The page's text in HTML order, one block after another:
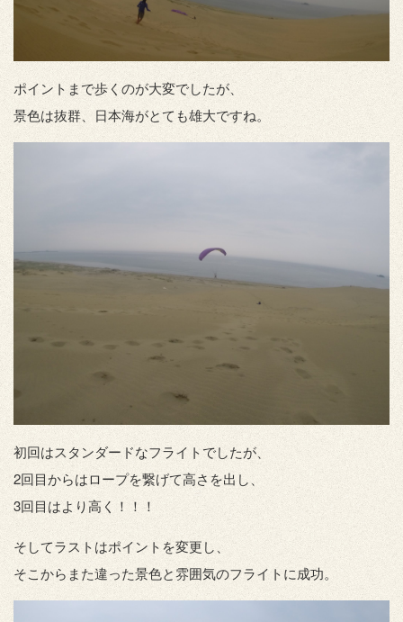
ポイントまで歩くのが大変でしたが、
景色は抜群、日本海がとても雄大ですね。
初回はスタンダードなフライトでしたが、
2回目からはロープを繋げて高さを出し、
3回目はより高く！！！
そしてラストはポイントを変更し、
そこからまた違った景色と雰囲気のフライトに成功。